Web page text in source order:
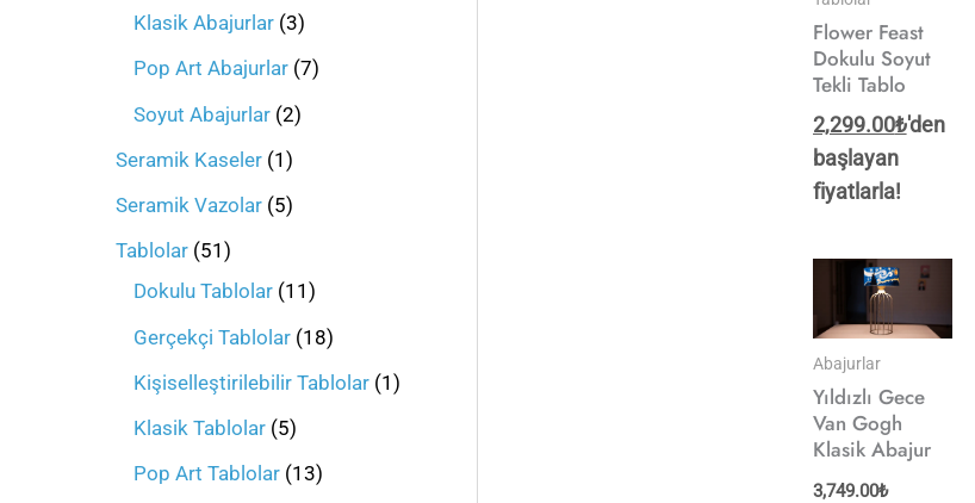
Klasik Abajurlar 3
Pop Art Abajurlar 7
Soyut Abajurlar 2
Seramik Kaseler 1
Seramik Vazolar 5
Tablolar 51
Dokulu Tablolar 11
Gerçekçi Tablolar 18
Kişiselleştirilebilir Tablolar 1
Klasik Tablolar 5
Pop Art Tablolar 13
Flower Feast
Dokulu Soyut
Tekli Tablo
2,299.00₺'den
başlayan
fiyatlarla!
Abajurlar
Yıldızlı Gece
Van Gogh
Klasik Abajur
3,749.00₺